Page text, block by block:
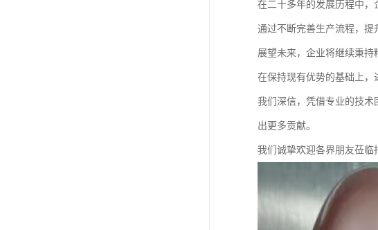
在二十多年的发展历程中，
通过不断完善生产流程，提
展望未来，企业将继续秉持
在保持现有优势的基础上，
我们深信，凭借专业的技
出更多贡献。
我们诚挚欢迎各界朋友莅临